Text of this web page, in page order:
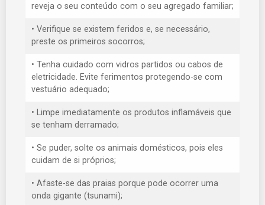
reveja o seu conteúdo com o seu agregado familiar;
• Verifique se existem feridos e, se necessário,
preste os primeiros socorros;
• Tenha cuidado com vidros partidos ou cabos de
eletricidade. Evite ferimentos protegendo-se com
vestuário adequado;
• Limpe imediatamente os produtos inflamáveis que
se tenham derramado;
• Se puder, solte os animais domésticos, pois eles
cuidam de si próprios;
• Afaste-se das praias porque pode ocorrer uma
onda gigante (tsunami);